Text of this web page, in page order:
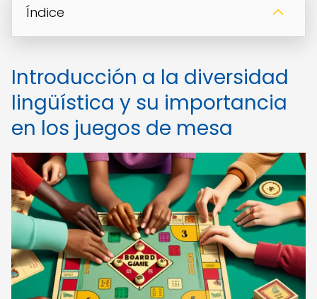
Índice
Introducción a la diversidad
lingüística y su importancia
en los juegos de mesa